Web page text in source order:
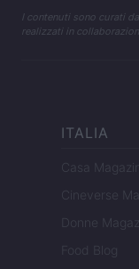
I contenuti sono curati
realizzati in
ITALIA
Casa
Cineverse
Donne
Food Blog